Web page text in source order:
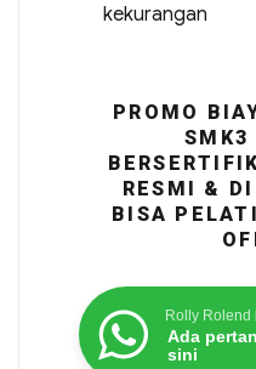
kekurangan
PROMO
SMK3
RESMI &
BISA
Rolly Rolend
Ada
sini